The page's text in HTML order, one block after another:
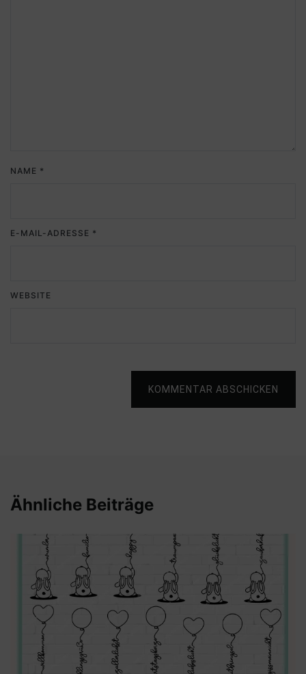
NAME *
E-MAIL-ADRESSE *
WEBSITE
KOMMENTAR ABSCHICKEN
Ähnliche Beiträge